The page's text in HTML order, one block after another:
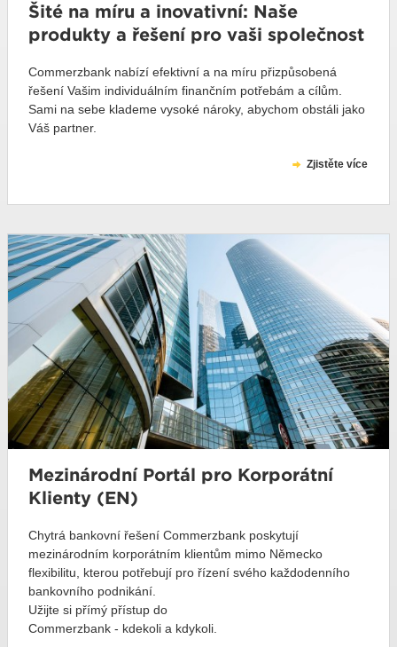
Šité na míru a inovativní: Naše
produkty a řešení pro vaši společnost
Commerzbank nabízí efektivní a na míru přizpůsobená
řešení Vašim individuálním finančním potřebám a cílům.
Sami na sebe klademe vysoké nároky, abychom obstáli jako
Váš partner.
Zjistěte více
Mezinárodní Portál pro Korporátní
Klienty (EN)
Chytrá bankovní řešení Commerzbank poskytují
mezinárodním korporátním klientům mimo Německo
flexibilitu, kterou potřebují pro řízení svého každodenního
bankovního podnikání.
Užijte si přímý přístup do
Commerzbank - kdekoli a kdykoli.